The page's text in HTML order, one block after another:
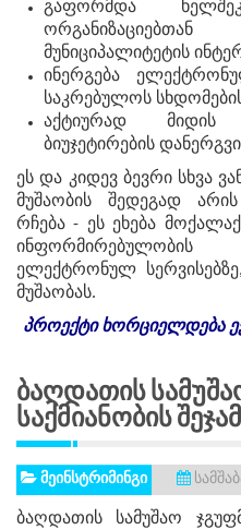
გაფორმდა
მუნიციპალიტეტის
ინერგება
საკრებულოს
აქტიურად მიდის
ბიუჯეტირების
ეს და კიდევ ბევრი სხვა
მუშაობის შედეგად
რჩება - ეს ეხება
ელექტრონულ
მუშაობას.
პროექტი ხორციელდება
Ბაღდათის
Საქმიანობის
მეინსტრიმინგი
ბაღდათის სამუშაო